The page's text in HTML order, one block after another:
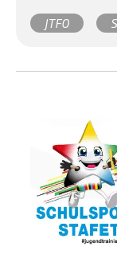
frühzeitig für
JTFO